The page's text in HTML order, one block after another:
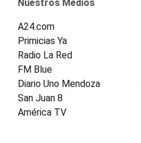
Nuestros Medios
A24.com
Primicias Ya
Radio La Red
FM Blue
Diario Uno Mendoza
San Juan 8
América TV